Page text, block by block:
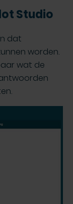
Studio
dat
worden.
wat de